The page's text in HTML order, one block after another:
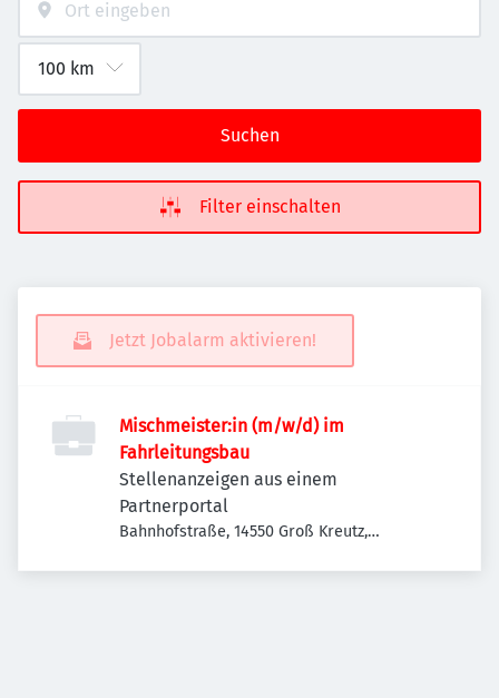
Suchen
Filter einschalten
Jetzt Jobalarm aktivieren!
Mischmeister:in (m/w/d) im
Fahrleitungsbau
Stellenanzeigen aus einem
Partnerportal
Bahnhofstraße, 14550 Groß Kreutz,